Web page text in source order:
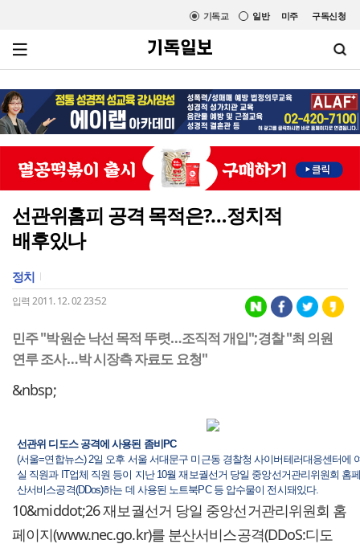
미주 구독신청
일반
기독교
선관위홈피 공격 목적은?…정치적
배후있나
정치
입력 2011. 12. 02 23:52
민주 "박원순 낙선 목적 뚜렷…조직적 개입";경찰 "최 의원
연루 조사…박 시장측 자료도 요청"
&nbsp;
선관위 디도스 공격에 사용된 좀비PC
(서울=연합뉴스) 2일 오후 서울 서대문구 미근동 경찰청 사이버테러대응센터에
실 직원과 IT업체 직원 등이 지난 10월 재보궐선거 당일 중앙선거관리위원회 홈
산서비스공격(DDos)하는 데 사용된 노트북PC 등 압수물이 전시돼있다.
10&middot;26 재보궐선거 당일 중앙선거관리위원회 홈
페이지(www.nec.go.kr)를 분산서비스공격(DDoS:디도